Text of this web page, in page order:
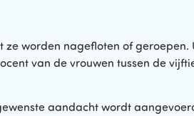
worden nagefloten of geroepen.
van de vrouwen tussen de
aandacht wordt